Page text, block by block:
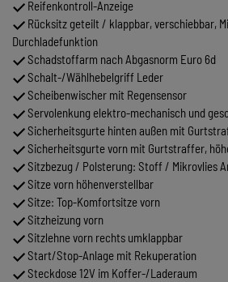
Reifenkontroll-Anzeige
Rücksitz geteilt / klappbar, verschiebbar,
Durchladefunktion
Schadstoffarm nach Abgasnorm Euro 6d
Schalt-/Wählhebelgriff Leder
Scheibenwischer mit Regensensor
Servolenkung elektro-mechanisch und
Sicherheitsgurte hinten außen mit
Sicherheitsgurte vorn mit Gurtstraffer,
Sitzbezug / Polsterung: Stoff / Mikrovlies
Sitze vorn höhenverstellbar
Sitze: Top-Komfortsitze vorn
Sitzheizung vorn
Sitzlehne vorn rechts umklappbar
Start/Stop-Anlage mit Rekuperation
Steckdose 12V im Koffer-/Laderaum